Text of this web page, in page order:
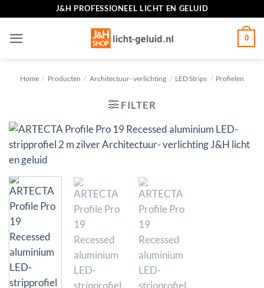
inhoud
J&H PROFESSIONEEL LICHT EN GELUID
0
Home / Producten / Architectuur- verlichting / LED Strips / Profielen
FILTER